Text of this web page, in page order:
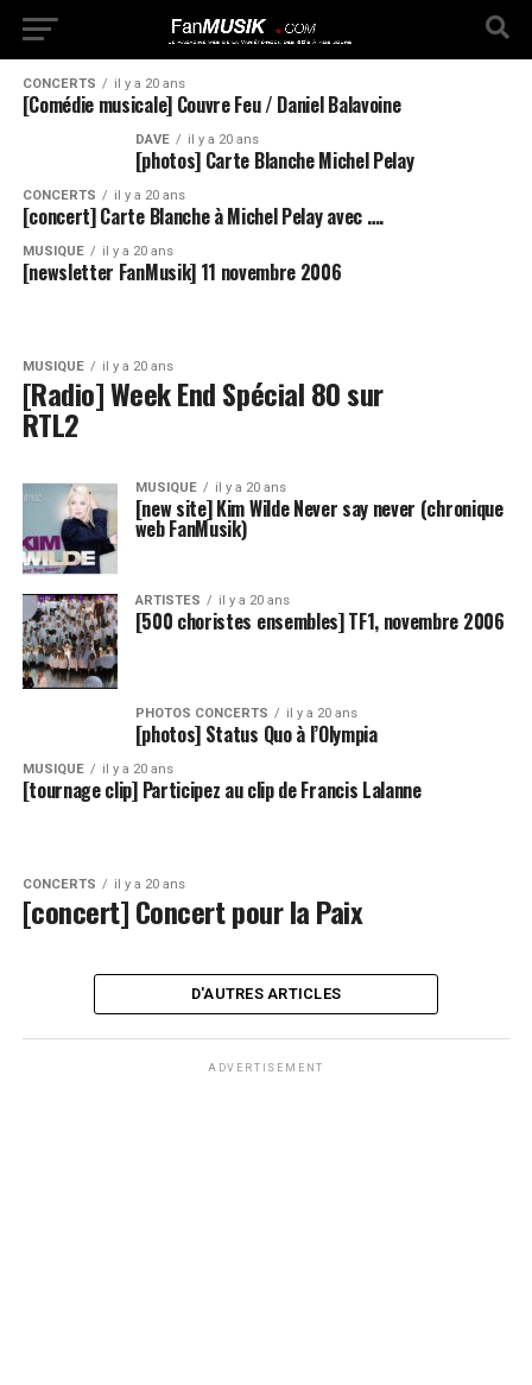
CONCERTS il y a 20 ans
[Comédie musicale] Couvre Feu / Daniel Balavoine
DAVE il y a 20 ans
[photos] Carte Blanche Michel Pelay
CONCERTS il y a 20 ans
[concert] Carte Blanche à Michel Pelay avec ….
MUSIQUE il y a 20 ans
[newsletter FanMusik] 11 novembre 2006
MUSIQUE il y a 20 ans
[Radio] Week End Spécial 80 sur
RTL2
MUSIQUE il y a 20 ans
[new site] Kim Wilde Never say never (chronique
web FanMusik)
ARTISTES il y a 20 ans
[500 choristes ensembles] TF1, novembre 2006
PHOTOS CONCERTS il y a 20 ans
[photos] Status Quo à l’Olympia
MUSIQUE il y a 20 ans
[tournage clip] Participez au clip de Francis Lalanne
CONCERTS il y a 20 ans
[concert] Concert pour la Paix
D'AUTRES ARTICLES
ADVERTISEMENT